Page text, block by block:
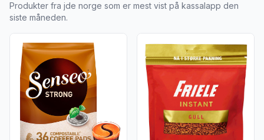
Produkter fra jde norge som er mest vist på kassalapp den
siste måneden.
Vis flere detaljer for produktet "Senseo Strong Medium